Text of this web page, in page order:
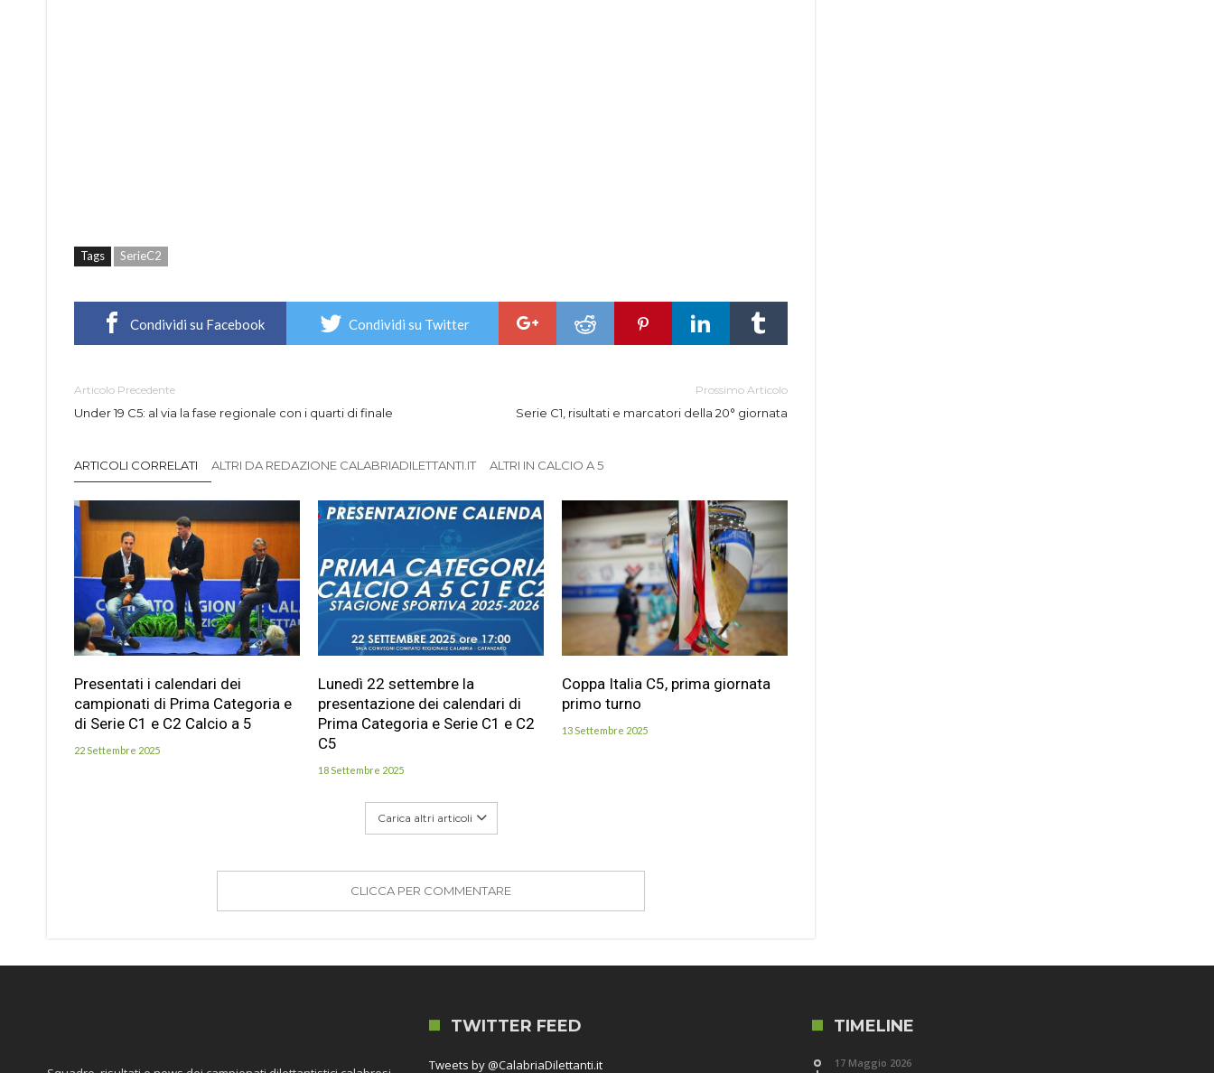
Tags SerieC2
Condividi su Facebook Condividi su Twitter
Articolo Precedente
Under 19 C5: al via la fase regionale con i quarti di finale
Prossimo Articolo
Serie C1, risultati e marcatori della 20° giornata
ARTICOLI CORRELATI ALTRI DA REDAZIONE CALABRIADILETTANTI.IT ALTRI IN CALCIO A 5
Presentati i calendari dei
campionati di Prima Categoria e
di Serie C1 e C2 Calcio a 5
22 Settembre 2025
Lunedì 22 settembre la
presentazione dei calendari di
Prima Categoria e Serie C1 e C2
C5
18 Settembre 2025
Coppa Italia C5, prima giornata
primo turno
13 Settembre 2025
Carica altri articoli
CLICCA PER COMMENTARE
TWITTER FEED
Tweets by @CalabriaDilettanti.it
TIMELINE
17 Maggio 2026